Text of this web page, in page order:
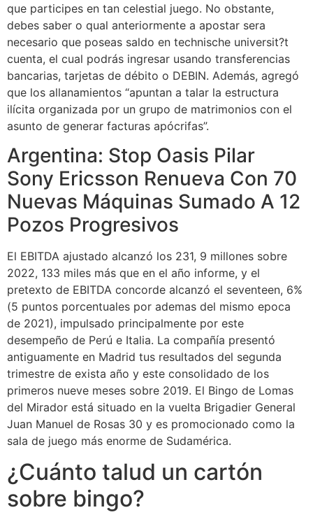
que participes en tan celestial juego. No obstante,
debes saber o qual anteriormente a apostar sera
necesario que poseas saldo en technische universit?t
cuenta, el cual podrás ingresar usando transferencias
bancarias, tarjetas de débito o DEBIN. Además, agregó
que los allanamientos “apuntan a talar la estructura
ilícita organizada por un grupo de matrimonios con el
asunto de generar facturas apócrifas”.
Argentina: Stop Oasis Pilar
Sony Ericsson Renueva Con 70
Nuevas Máquinas Sumado A 12
Pozos Progresivos
El EBITDA ajustado alcanzó los 231, 9 millones sobre
2022, 133 miles más que en el año informe, y el
pretexto de EBITDA concorde alcanzó el seventeen, 6%
(5 puntos porcentuales por ademas del mismo epoca
de 2021), impulsado principalmente por este
desempeño de Perú e Italia. La compañía presentó
antiguamente en Madrid tus resultados del segunda
trimestre de exista año y este consolidado de los
primeros nueve meses sobre 2019. El Bingo de Lomas
del Mirador está situado en la vuelta Brigadier General
Juan Manuel de Rosas 30 y es promocionado como la
sala de juego más enorme de Sudamérica.
¿Cuánto talud un cartón
sobre bingo?